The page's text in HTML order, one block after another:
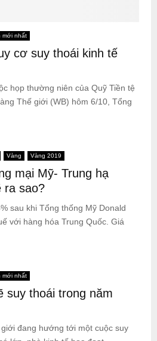
mới nhất
cơ suy thoái kinh tế
họp thường niên của Quỹ Tiền tệ
Thế giới (WB) hôm 6/10, Tổng
Vàng Vàng 2019
mại Mỹ- Trung hạ
ra sao?
sau khi Tổng thống Mỹ Donald
với hàng hóa Trung Quốc. Giá
mới nhất
suy thoái trong năm
đang hướng tới một cuộc suy